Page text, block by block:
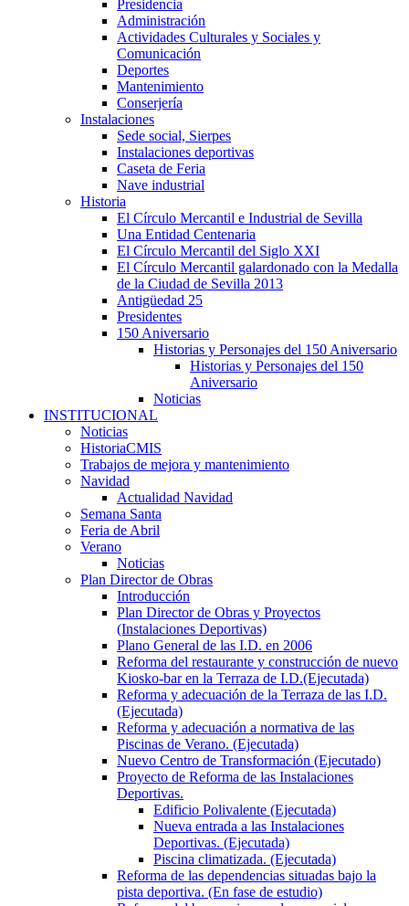
Presidencia
Administración
Actividades Culturales y Sociales y
Comunicación
Deportes
Mantenimiento
Conserjería
Instalaciones
Sede social, Sierpes
Instalaciones deportivas
Caseta de Feria
Nave industrial
Historia
El Círculo Mercantil e Industrial de Sevilla
Una Entidad Centenaria
El Círculo Mercantil del Siglo XXI
El Círculo Mercantil galardonado con la Medalla
de la Ciudad de Sevilla 2013
Antigüedad 25
Presidentes
150 Aniversario
Historias y Personajes del 150 Aniversario
Historias y Personajes del 150
Aniversario
Noticias
INSTITUCIONAL
Noticias
HistoriaCMIS
Trabajos de mejora y mantenimiento
Navidad
Actualidad Navidad
Semana Santa
Feria de Abril
Verano
Noticias
Plan Director de Obras
Introducción
Plan Director de Obras y Proyectos
(Instalaciones Deportivas)
Plano General de las I.D. en 2006
Reforma del restaurante y construcción de nuevo
Kiosko-bar en la Terraza de I.D.(Ejecutada)
Reforma y adecuación de la Terraza de las I.D.
(Ejecutada)
Reforma y adecuación a normativa de las
Piscinas de Verano. (Ejecutada)
Nuevo Centro de Transformación (Ejecutado)
Proyecto de Reforma de las Instalaciones
Deportivas.
Edificio Polivalente (Ejecutada)
Nueva entrada a las Instalaciones
Deportivas. (Ejecutada)
Piscina climatizada. (Ejecutada)
Reforma de las dependencias situadas bajo la
pista deportiva. (En fase de estudio)